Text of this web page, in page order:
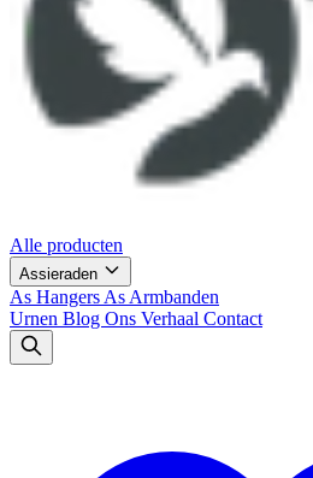
Alle producten
Assieraden
As Hangers As Armbanden
Urnen Blog Ons Verhaal Contact